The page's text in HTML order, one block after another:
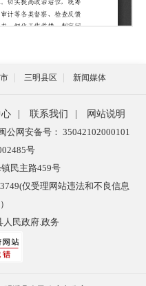
三明县区 新闻媒体
联系我们
网站说明
公网安备号： 35042102000101
号
民主路459号
仅受理网站违法和不良信息
人民政府.政务